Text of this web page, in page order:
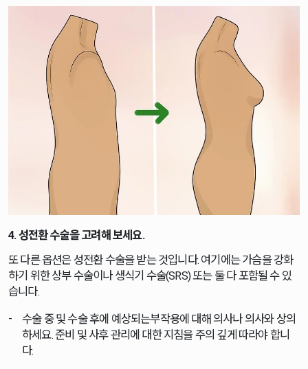
4. 성전환 수술을 고려해 보세요.
또 다른 옵션은 성전환 수술을 받는 것입니다. 여기에는 가슴을 강화
하기 위한 상부 수술이나 생식기 수술(SRS) 또는 둘 다 포함될 수 있
습니다.
수술 중 및 수술 후에 예상되는부작용에 대해 의사나 의사와 상의
하세요. 준비 및 사후 관리에 대한 지침을 주의 깊게 따라야 합니
다.